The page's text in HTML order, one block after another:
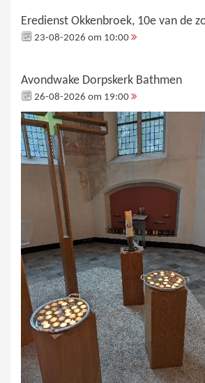
Eredienst Okkenbroek, 10e van de
23-08-2026 om 10:00
Avondwake Dorpskerk Bathmen
26-08-2026 om 19:00